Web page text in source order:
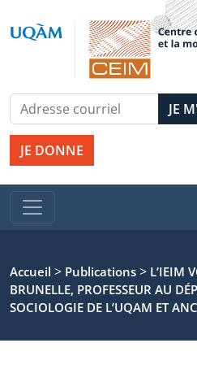
JE DONNE
Accueil > Publications > L’IEIM
BRUNELLE, PROFESSEUR AU
SOCIOLOGIE DE L’UQAM ET